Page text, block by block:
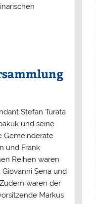
Stefan Turata
und seine
Gemeinderäte
und Frank
Reihen waren
Giovanni Sena und
waren der
Markus